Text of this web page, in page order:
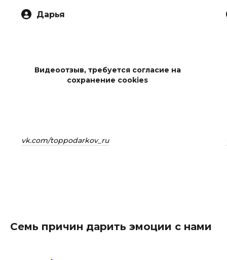
Дарья
Видеоотзыв, требуется согласие на
сохранение cookies
vk.com/toppodarkov_ru
Семь причин дарить эмоции с нами